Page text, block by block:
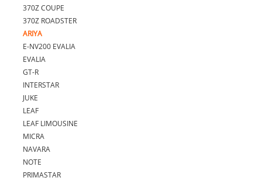
370Z COUPE
370Z ROADSTER
ARIYA
E-NV200 EVALIA
EVALIA
GT-R
INTERSTAR
JUKE
LEAF
LEAF LIMOUSINE
MICRA
NAVARA
NOTE
PRIMASTAR